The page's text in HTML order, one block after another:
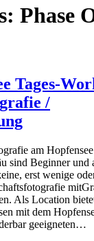
Phase
Tages-
/
am
sind Beginner und
erst wenige
Als Location
mit dem
geeigneten…